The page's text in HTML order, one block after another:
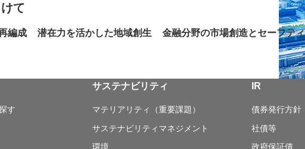
て
編成 潜在力を活かした地域創生 金融分野の市場創造とセーフテ
す
サステナビリティ
マテリアリティ（重要課題）
サステナビリティマネジメント
環境
IR
債券発行方針
社債等
政府保証債